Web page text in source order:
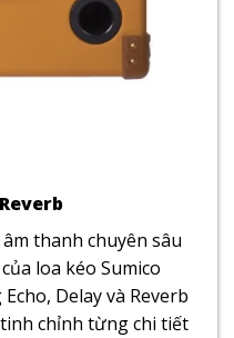
thanh chuyên sâu
loa kéo Sumico
Delay và Reverb
chỉnh từng chi tiết